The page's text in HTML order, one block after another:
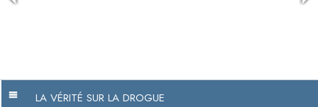
LA VÉRITÉ SUR LA DROGUE